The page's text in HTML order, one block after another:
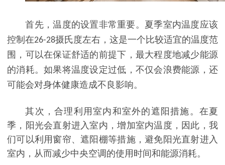
首先，温度的设置非常重要。夏季室内温度应该
控制在26-28摄氏度左右，这是一个比较适宜的温度范
围，可以在保证舒适的前提下，最大程度地减少能源
的消耗。如果将温度设定过低，不仅会浪费能源，还
可能会对身体健康造成不良影响。
其次，合理利用室内和室外的遮阳措施。在夏
季，阳光会直射进入室内，增加室内温度，因此，我
们可以利用窗帘、遮阳棚等措施，避免阳光直射进入
室内，从而减少中央空调的使用时间和能源消耗。